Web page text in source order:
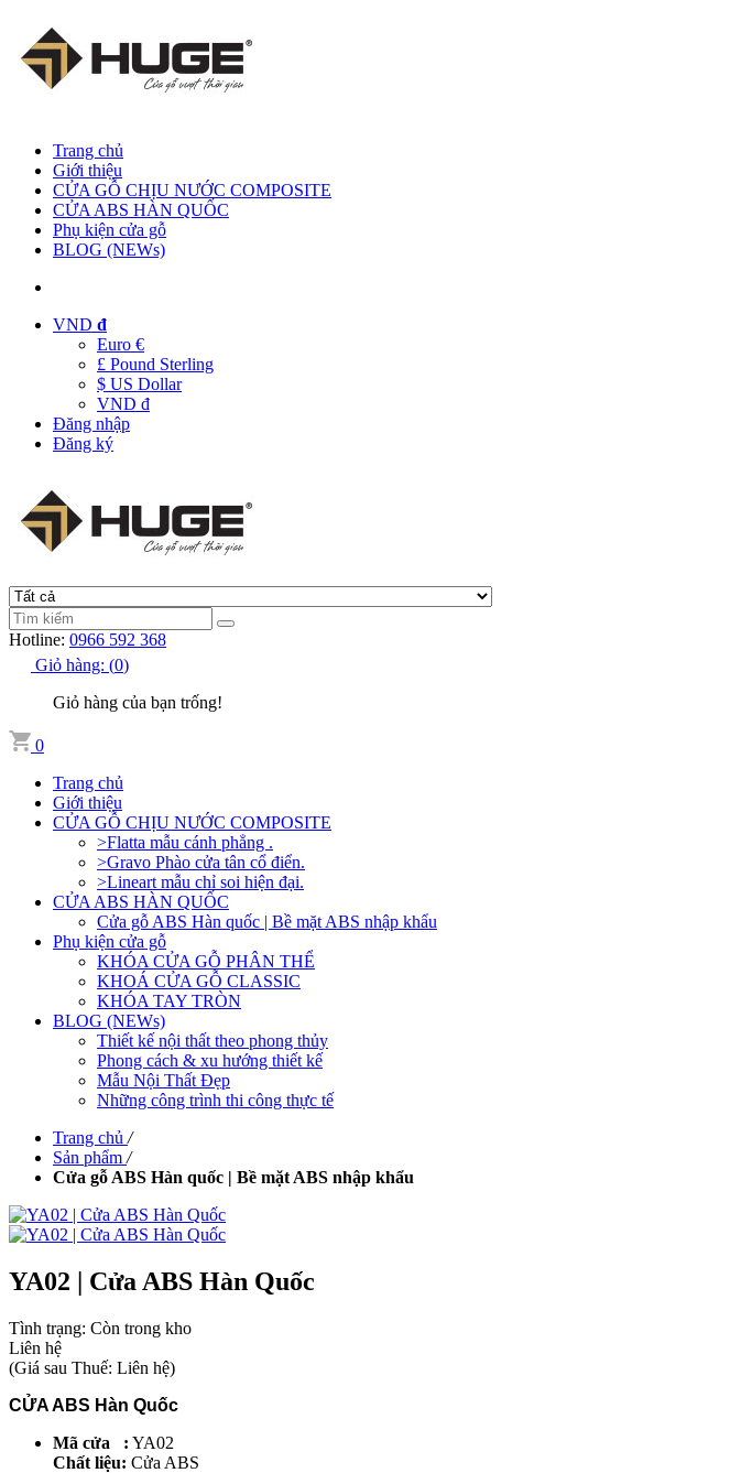
Trang chủ
Giới thiệu
CỬA GỖ CHỊU NƯỚC COMPOSITE
CỬA ABS HÀN QUỐC
Phụ kiện cửa gỗ
BLOG (NEWs)
VND đ
Euro €
£ Pound Sterling
$ US Dollar
VND đ
Đăng nhập
Đăng ký
Hotline: 0966 592 368
Giỏ hàng: (0)
Giỏ hàng của bạn trống!
0
Trang chủ
Giới thiệu
CỬA GỖ CHỊU NƯỚC COMPOSITE
>Flatta mẫu cánh phẳng .
>Gravo Phào cửa tân cổ điển.
>Lineart mẫu chỉ soi hiện đại.
CỬA ABS HÀN QUỐC
Cửa gỗ ABS Hàn quốc | Bề mặt ABS nhập khẩu
Phụ kiện cửa gỗ
KHÓA CỬA GỖ PHÂN THỂ
KHOÁ CỬA GỖ CLASSIC
KHÓA TAY TRÒN
BLOG (NEWs)
Thiết kế nội thất theo phong thủy
Phong cách & xu hướng thiết kế
Mẫu Nội Thất Đẹp
Những công trình thi công thực tế
Trang chủ /
Sản phẩm /
Cửa gỗ ABS Hàn quốc | Bề mặt ABS nhập khẩu
YA02 | Cửa ABS Hàn Quốc
Tình trạng: Còn trong kho
Liên hệ
(Giá sau Thuế: Liên hệ)
CỬA ABS Hàn Quốc
Mã cửa : YA02
Chất liệu: Cửa ABS